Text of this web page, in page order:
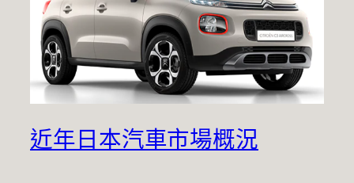
近年日本汽車市場概況